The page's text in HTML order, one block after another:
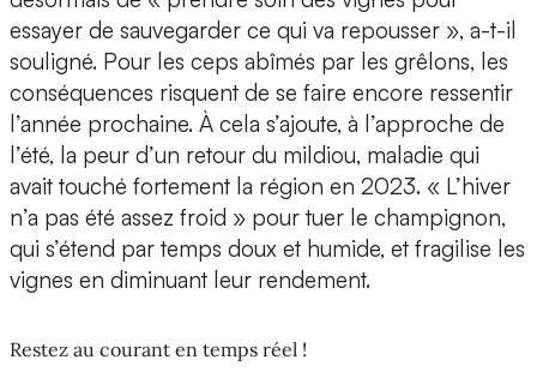
essayer de sauvegarder ce qui va repousser », a-t-il
souligné. Pour les ceps abîmés par les grêlons, les
conséquences risquent de se faire encore ressentir
l’année prochaine. À cela s’ajoute, à l’approche de
l’été, la peur d’un retour du mildiou, maladie qui
avait touché fortement la région en 2023. « L’hiver
n’a pas été assez froid » pour tuer le champignon,
qui s’étend par temps doux et humide, et fragilise les
vignes en diminuant leur rendement.
Restez au courant en temps réel !